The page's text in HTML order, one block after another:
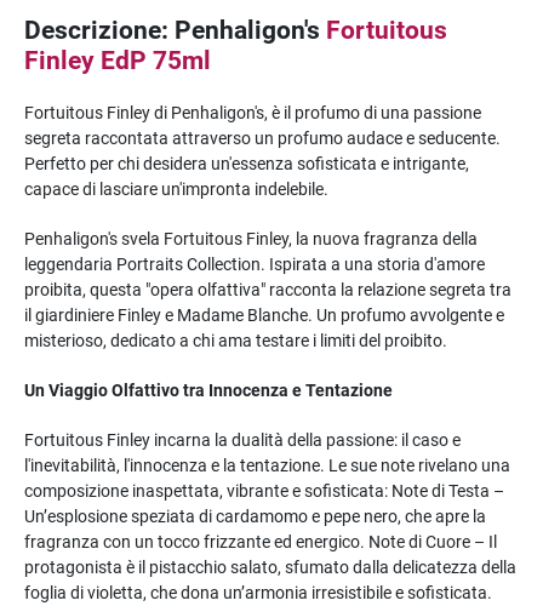
Descrizione: Penhaligon's Fortuitous
Finley EdP 75ml
Fortuitous Finley di Penhaligon's, è il profumo di una passione
segreta raccontata attraverso un profumo audace e seducente.
Perfetto per chi desidera un'essenza sofisticata e intrigante,
capace di lasciare un'impronta indelebile.
Penhaligon's svela Fortuitous Finley, la nuova fragranza della
leggendaria Portraits Collection. Ispirata a una storia d'amore
proibita, questa "opera olfattiva" racconta la relazione segreta tra
il giardiniere Finley e Madame Blanche. Un profumo avvolgente e
misterioso, dedicato a chi ama testare i limiti del proibito.
Un Viaggio Olfattivo tra Innocenza e Tentazione
Fortuitous Finley incarna la dualità della passione: il caso e
l'inevitabilità, l'innocenza e la tentazione. Le sue note rivelano una
composizione inaspettata, vibrante e sofisticata: Note di Testa –
Un’esplosione speziata di cardamomo e pepe nero, che apre la
fragranza con un tocco frizzante ed energico. Note di Cuore – Il
protagonista è il pistacchio salato, sfumato dalla delicatezza della
foglia di violetta, che dona un’armonia irresistibile e sofisticata.